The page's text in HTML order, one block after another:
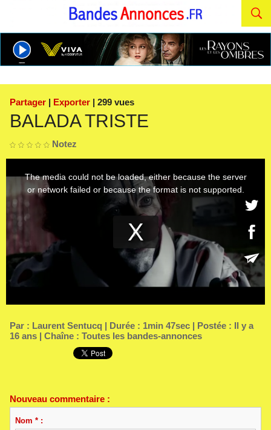
Partager | Exporter | 299 vues
BALADA TRISTE
Notez
Par : Laurent Sentucq | Durée : 1min 47sec | Postée : Il y a
16 ans | Chaîne : Toutes les bandes-annonces
Nouveau commentaire :
Nom * :